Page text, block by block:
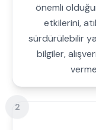
önemli
etkilerini,
sürdürülebilir
bilgiler,
2